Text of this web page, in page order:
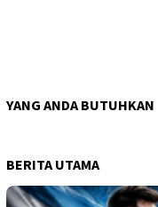
YANG ANDA BUTUHKAN
BERITA UTAMA